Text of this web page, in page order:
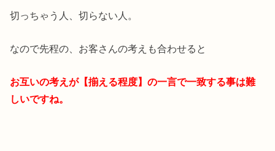
切っちゃう人、切らない人。
なので先程の、お客さんの考えも合わせると
お互いの考えが【揃える程度】の一言で一致する事は難
しいですね。